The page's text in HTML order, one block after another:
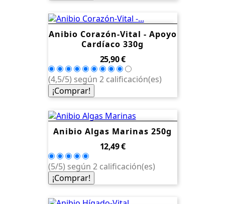
Anibio Corazón-Vital - Apoyo
Cardíaco 330g
Precio
25,90 €
(4,5/5) según 2 calificación(es)
¡Comprar!
Anibio Algas Marinas 250g
Precio
12,49 €
(5/5) según 2 calificación(es)
¡Comprar!